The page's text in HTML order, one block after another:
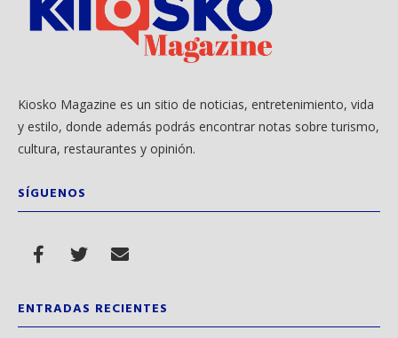
Kiosko Magazine es un sitio de noticias, entretenimiento, vida
y estilo, donde además podrás encontrar notas sobre turismo,
cultura, restaurantes y opinión.
SÍGUENOS
ENTRADAS RECIENTES